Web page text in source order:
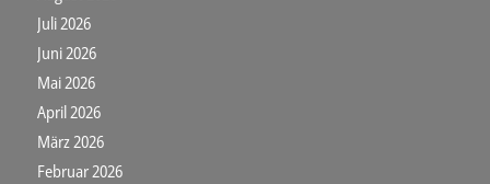
Juli 2026
Juni 2026
Mai 2026
April 2026
März 2026
Februar 2026